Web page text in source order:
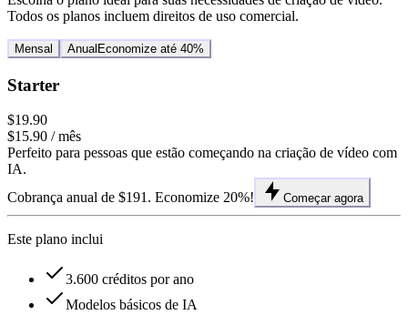
Todos os planos incluem direitos de uso comercial.
Mensal Anual Economize até 40%
Starter
$19.90
$15.90 / mês
Perfeito para pessoas que estão começando na criação de vídeo com
IA.
Cobrança anual de $191. Economize 20%!
Começar agora
Este plano inclui
3.600 créditos por ano
Modelos básicos de IA